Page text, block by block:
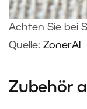
Achten Sie bei
Quelle: ZonerAI
Zubehör